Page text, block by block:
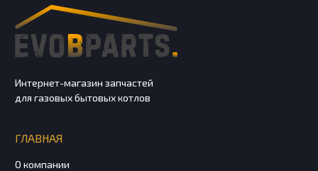
Интернет-магазин запчастей
для газовых бытовых котлов
ГЛАВНАЯ
О компании